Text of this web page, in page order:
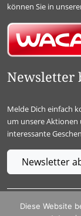
können Sie in
Newsletter
Melde Dich einfach
um unsere Aktionen
interessante
Newsletter
WACA GmbH & Co.
Diese Website